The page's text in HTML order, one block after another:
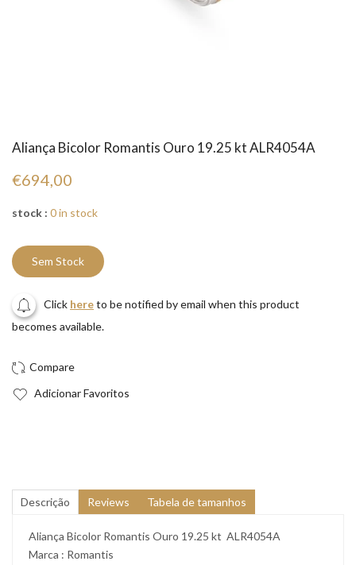
Aliança Bicolor Romantis Ouro 19.25 kt ALR4054A
€694,00
stock : 0 in stock
Sem Stock
Click hereto be notified by email when this product
becomes available.
Adicionar Favoritos
Descrição Reviews Tabela de tamanhos
Aliança Bicolor Romantis Ouro 19.25 kt ALR4054A
Marca : Romantis